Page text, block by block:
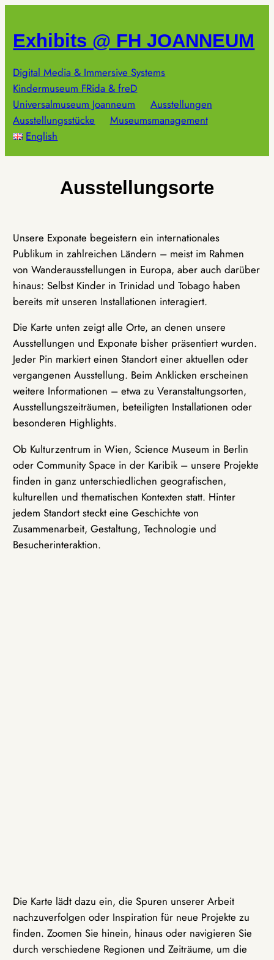
springen
Exhibits @ FH JOANNEUM
Digital Media & Immersive Systems
Kindermuseum FRida & freD
Universalmuseum Joanneum
Ausstellungen
Ausstellungsstücke
Museumsmanagement
English
Ausstellungsorte
Unsere Exponate begeistern ein internationales
Publikum in zahlreichen Ländern – meist im Rahmen
von Wanderausstellungen in Europa, aber auch darüber
hinaus: Selbst Kinder in Trinidad und Tobago haben
bereits mit unseren Installationen interagiert.
Die Karte unten zeigt alle Orte, an denen unsere
Ausstellungen und Exponate bisher präsentiert wurden.
Jeder Pin markiert einen Standort einer aktuellen oder
vergangenen Ausstellung. Beim Anklicken erscheinen
weitere Informationen – etwa zu Veranstaltungsorten,
Ausstellungszeiträumen, beteiligten Installationen oder
besonderen Highlights.
Ob Kulturzentrum in Wien, Science Museum in Berlin
oder Community Space in der Karibik – unsere Projekte
finden in ganz unterschiedlichen geografischen,
kulturellen und thematischen Kontexten statt. Hinter
jedem Standort steckt eine Geschichte von
Zusammenarbeit, Gestaltung, Technologie und
Besucherinteraktion.
Die Karte lädt dazu ein, die Spuren unserer Arbeit
nachzuverfolgen oder Inspiration für neue Projekte zu
finden. Zoomen Sie hinein, hinaus oder navigieren Sie
durch verschiedene Regionen und Zeiträume, um die